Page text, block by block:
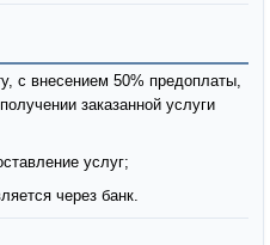
с внесением 50% предоплаты,
заказанной услуги
услуг;
через банк.